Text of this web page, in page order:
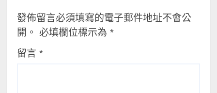
發佈留言必須填寫的電子郵件地址不會公
開。 必填欄位標示為 *
留言 *